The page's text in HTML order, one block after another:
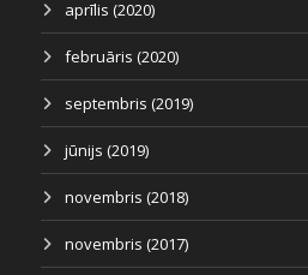
aprīlis (2020)
februāris (2020)
septembris (2019)
jūnijs (2019)
novembris (2018)
novembris (2017)